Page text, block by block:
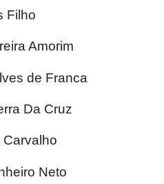
Filho
Amorim
de Franca
Da Cruz
Carvalho
Neto